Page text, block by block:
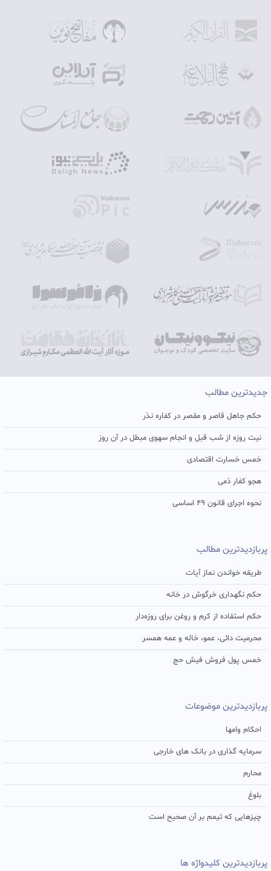
جدیدترین مطالب
حکم جاهل قاصر و مقصر در کفاره نذر
نیت روزه از شب قبل و انجام سهوی مبطل در آن روز
خمس خسارت اقتصادی
هجو کفار ذمی
نحوه اجرای قانون ۴۹ اساسی
پربازدیدترین مطالب
طریقه خواندن نماز آیات
حکم نگهداری خرگوش در خانه
حکم استفاده از کرم و روغن برای روزه‌دار
محرمیت دائی، عمو، خاله و عمه همسر
خمس پول فروش فیش حج
پربازدیدترین موضوعات
احکام وامها
سرمایه گذاری در بانک های خارجی
محارم
بلوغ
چیزهایی که تیمم بر آن صحیح است
پربازدیدترین کلیدواژه ها